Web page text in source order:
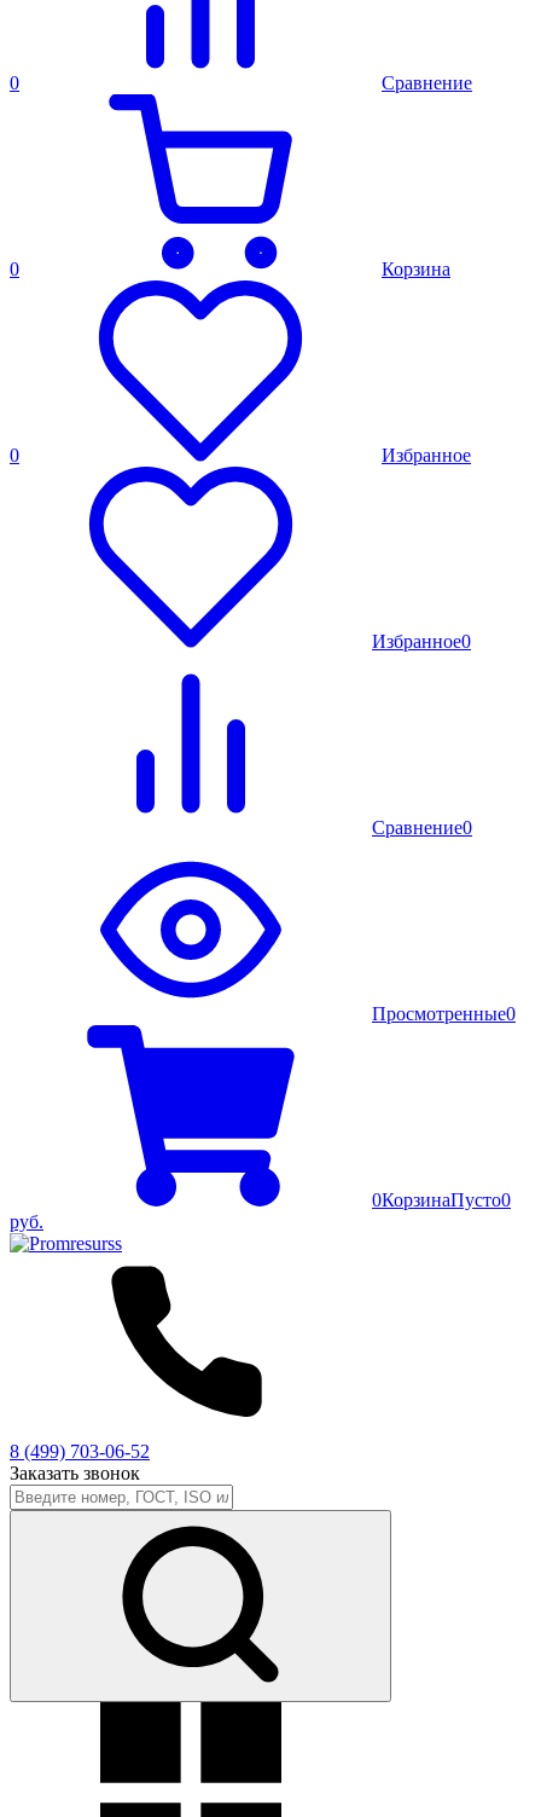
0 Сравнение
0 Корзина
0 Избранное
Избранное0
Сравнение0
Просмотренные0
0КорзинаПусто0
руб.
8 (499) 703-06-52
Заказать звонок